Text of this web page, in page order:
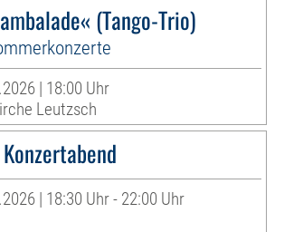
(Tango-Trio)
| 18:00 Uhr
Leutzsch
| 18:30 Uhr - 22:00 Uhr